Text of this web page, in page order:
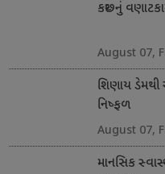
કચ્છનું
August 07,
શિણાય
નિષ્ફળ
August 07,
માનસિક